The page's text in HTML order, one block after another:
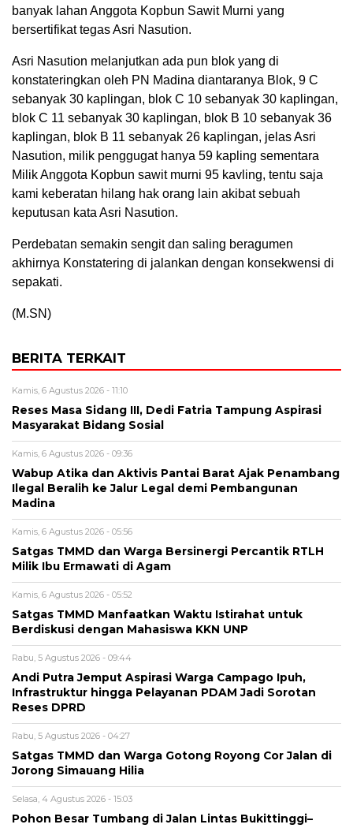
banyak lahan Anggota Kopbun Sawit Murni yang
bersertifikat tegas Asri Nasution.
Asri Nasution melanjutkan ada pun blok yang di
konstateringkan oleh PN Madina diantaranya Blok, 9 C
sebanyak 30 kaplingan, blok C 10 sebanyak 30 kaplingan,
blok C 11 sebanyak 30 kaplingan, blok B 10 sebanyak 36
kaplingan, blok B 11 sebanyak 26 kaplingan, jelas Asri
Nasution, milik penggugat hanya 59 kapling sementara
Milik Anggota Kopbun sawit murni 95 kavling, tentu saja
kami keberatan hilang hak orang lain akibat sebuah
keputusan kata Asri Nasution.
Perdebatan semakin sengit dan saling beragumen
akhirnya Konstatering di jalankan dengan konsekwensi di
sepakati.
(M.SN)
BERITA TERKAIT
Kamis, 6 Agustus 2026 - 11:10
Reses Masa Sidang III, Dedi Fatria Tampung Aspirasi
Masyarakat Bidang Sosial
Kamis, 6 Agustus 2026 - 09:36
Wabup Atika dan Aktivis Pantai Barat Ajak Penambang
Ilegal Beralih ke Jalur Legal demi Pembangunan
Madina
Kamis, 6 Agustus 2026 - 05:56
Satgas TMMD dan Warga Bersinergi Percantik RTLH
Milik Ibu Ermawati di Agam
Kamis, 6 Agustus 2026 - 05:52
Satgas TMMD Manfaatkan Waktu Istirahat untuk
Berdiskusi dengan Mahasiswa KKN UNP
Rabu, 5 Agustus 2026 - 09:44
Andi Putra Jemput Aspirasi Warga Campago Ipuh,
Infrastruktur hingga Pelayanan PDAM Jadi Sorotan
Reses DPRD
Rabu, 5 Agustus 2026 - 04:27
Satgas TMMD dan Warga Gotong Royong Cor Jalan di
Jorong Simauang Hilia
Selasa, 4 Agustus 2026 - 15:03
Pohon Besar Tumbang di Jalan Lintas Bukittinggi–